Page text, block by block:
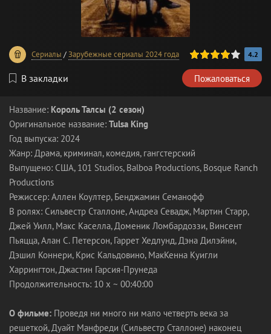
Сериалы /Зарубежные сериалы 2024 года
80 1 2 3 4 5 4.2
В закладки Пожаловаться
Название: Король Талсы (2 сезон)
Оригинальное название: Tulsa King
Год выпуска: 2024
Жанр: Драма, криминал, комедия, гангстерский
Выпущено: США, 101 Studios, Balboa Productions, Bosque Ranch
Productions
Режиссер: Аллен Коултер, Бенджамин Семанофф
В ролях: Сильвестр Сталлоне, Андреа Севадж, Мартин Старр,
Джей Уилл, Макс Каселла, Доменик Ломбардоззи, Винсент
Пьяцца, Алан С. Петерсон, Гаррет Хедлунд, Дэна Дилэйни,
Дэшил Коннери, Крис Кальдовино, МакКенна Куигли
Харрингтон, Джастин Гарсия-Прунеда
Продолжительность: 10 x ~ 00:40:00
О фильме: Проведя ни много ни мало четверть века за
решеткой, Дуайт Манфреди (Сильвестр Сталлоне) наконец